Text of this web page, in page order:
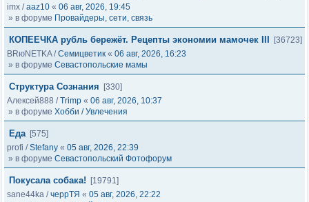
imx /aaz10 « 06 авг, 2026, 19:45
» в форуме Провайдеры, сети, связь
КОПЕЕЧКА рубль бережёт. Рецепты экономии мамочек III
[36723]
BRюNETKA/Семицветик « 06 авг, 2026, 16:23
» в форуме Севастопольские мамы
Структура Сознания
[330]
Алексей888 /Trimp « 06 авг, 2026, 10:37
» в форуме Хобби / Увлечения
Еда [575]
profi /Stefany « 05 авг, 2026, 22:39
» в форуме Севастопольский Фотофорум
Покусала собака!
[19791]
sane44ka /черрТЯ « 05 авг, 2026, 22:22